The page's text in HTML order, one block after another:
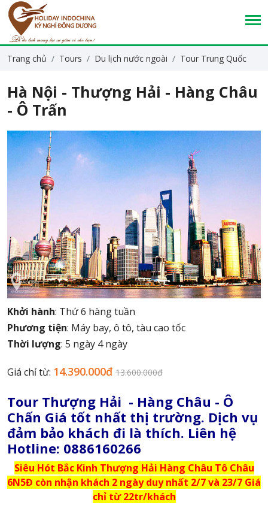
Trang chủ Tours Du lịch nước ngoài Tour Trung Quốc
Hà Nội - Thượng Hải - Hàng Châu
- Ô Trấn
Khởi hành: Thứ 6 hàng tuần
Phương tiện: Máy bay, ô tô, tàu cao tốc
Thời lượng: 5 ngày 4 ngày
Giá chỉ từ: 14.390.000đ 13.600.000đ
Tour Thượng Hải - Hàng Châu - Ô
Chấn Giá tốt nhất thị trường. Dịch vụ
đảm bảo khách đi là thích. Liên hệ
Hotline: 0886160266
Siêu Hót Bắc Kinh Thượng Hải Hàng Châu Tô Châu
6N5Đ còn nhận khách 2 ngày duy nhất 2/7 và 23/7 Giá
chỉ từ 22tr/khách